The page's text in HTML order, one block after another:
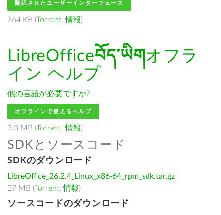
翻訳されたユーザーインターフェース
364 KB (Torrent,情報)
LibreOfficeབོད་ཡིགオフラ
イン ヘルプ
他の言語が必要ですか?
オフラインで使えるヘルプ
3.3 MB (Torrent,情報)
SDKとソースコード
SDKのダウンロード
LibreOffice_26.2.4_Linux_x86-64_rpm_sdk.tar.gz
27 MB (Torrent,情報)
ソースコードのダウンロード